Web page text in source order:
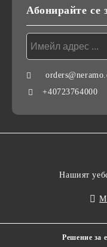
Абонирайте се
+40723764000
Нашият
Решение за